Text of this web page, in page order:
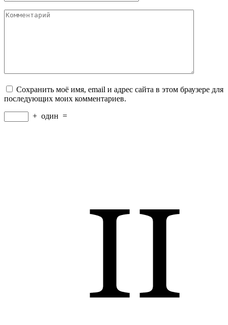
Комментарий
Сохранить моё имя, email и адрес сайта в этом браузере для
последующих моих комментариев.
+ один =